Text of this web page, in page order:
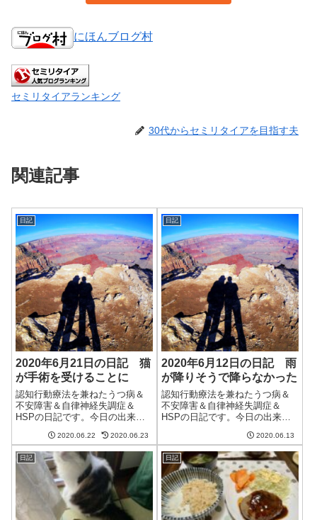
にほんブログ村
セミリタイアランキング
30代からセミリタイアを目指す夫
関連記事
日記
2020年6月21日の日記 猫
が手術を受けることに
認知行動療法を兼ねたうつ病＆
不安障害＆自律神経失調症＆
HSPの日記です。今日の出来事
しいといえば梅雨らしい天気。
朝から妻が猫を動物病院に連れ
て行く。クレアチニンとBUNの
値が高すぎて、手術を受けるこ
とになった。詳...
2020.06.22 2020.06.23
日記
2020年6月12日の日記 雨
が降りそうで降らなかった
認知行動療法を兼ねたうつ病＆
不安障害＆自律神経失調症＆
HSPの日記です。今日の出来事
から雨、という予報だったが結
局降らなかった。近くを雨雲が
通過しているのだけど、ちょう
どかすめるように通っていくと
いう運の良さ(?...
2020.06.13
日記 日記